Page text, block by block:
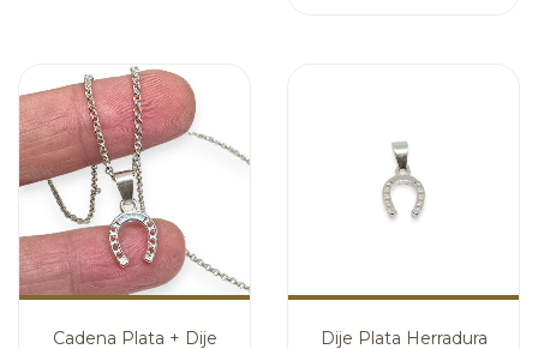
Cadena Plata + Dije
Dije Plata Herradura